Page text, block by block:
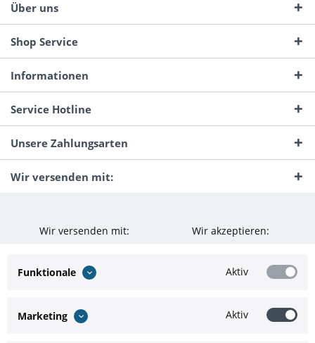
Über uns
Shop Service
Informationen
Service Hotline
Unsere Zahlungsarten
Wir versenden mit:
Wir versenden mit: Wir akzeptieren:
Funktionale Aktiv
Marketing Aktiv